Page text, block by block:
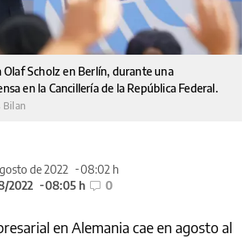
Olaf Scholz en Berlín, durante una
en la Cancillería de la República Federal.
Bilan
de 2022
08:02 h
2022
08:05 h 0
en Alemania cae en agosto al